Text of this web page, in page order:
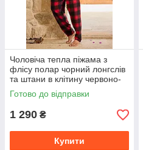
Чоловіча тепла піжама з
флісу полар чорний лонгслів
та штани в клітину червоно-
чорні
Готово до відправки
1 290 ₴
Купити